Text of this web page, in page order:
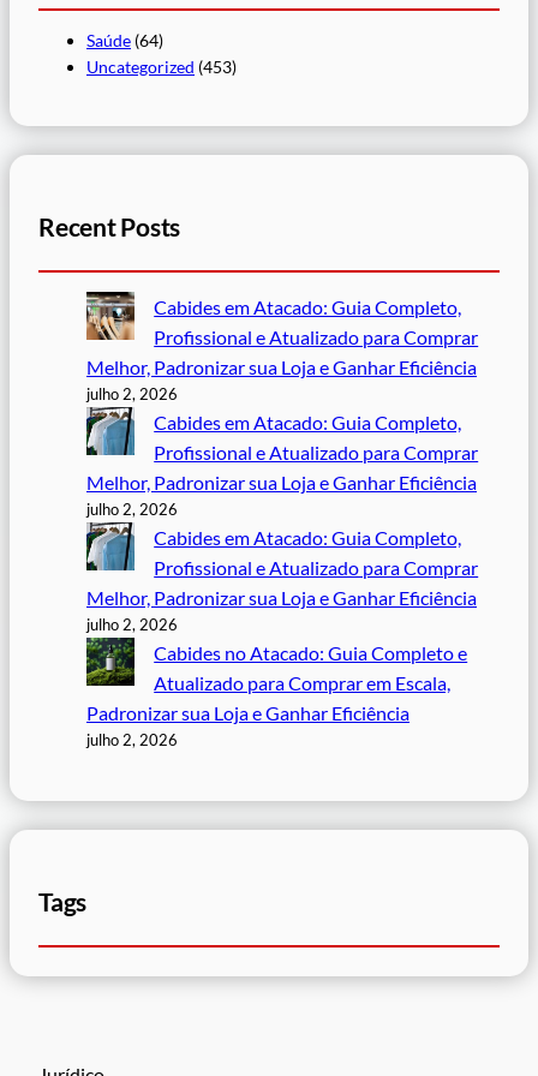
Saúde (64)
Uncategorized (453)
Recent Posts
Cabides em Atacado: Guia Completo,
Profissional e Atualizado para Comprar
Melhor, Padronizar sua Loja e Ganhar Eficiência
julho 2, 2026
Cabides em Atacado: Guia Completo,
Profissional e Atualizado para Comprar
Melhor, Padronizar sua Loja e Ganhar Eficiência
julho 2, 2026
Cabides em Atacado: Guia Completo,
Profissional e Atualizado para Comprar
Melhor, Padronizar sua Loja e Ganhar Eficiência
julho 2, 2026
Cabides no Atacado: Guia Completo e
Atualizado para Comprar em Escala,
Padronizar sua Loja e Ganhar Eficiência
julho 2, 2026
Tags